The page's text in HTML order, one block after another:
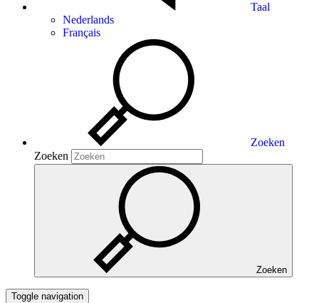
Taal
Nederlands
Français
Zoeken
Zoeken
Zoeken
Toggle navigation